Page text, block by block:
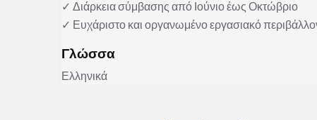
✓ Διάρκεια σύμβασης από Ιούνιο έως Οκτώβριο
✓ Ευχάριστο και οργανωμένο εργασιακό
Γλώσσα
Ελληνικά